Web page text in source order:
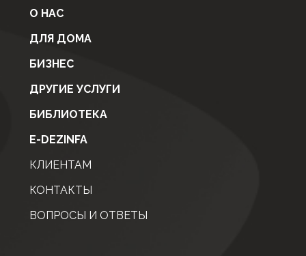
О НАС
ДЛЯ ДОМА
БИЗНЕС
ДРУГИЕ УСЛУГИ
БИБЛИОТЕКА
E-DEZINFA
КЛИЕНТАМ
КОНТАКТЫ
ВОПРОСЫ И ОТВЕТЫ